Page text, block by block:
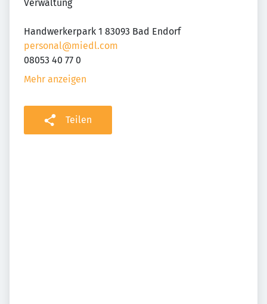
Verwaltung
Handwerkerpark 1 83093 Bad Endorf
personal@miedl.com
08053 40 77 0
Mehr anzeigen
Teilen